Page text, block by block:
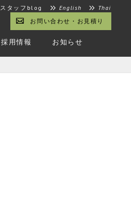
スタッフblog English
Thai
お問い合わせ・お見積り
採用情報 お知らせ